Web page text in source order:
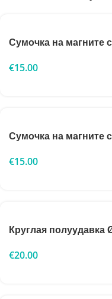
Сумочка на магните
€15.00
Сумочка на магните
€15.00
Круглая полуудавка
€20.00